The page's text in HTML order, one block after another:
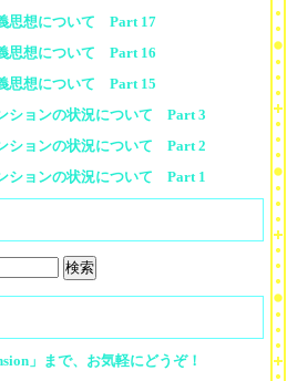
思想について Part 17
思想について Part 16
思想について Part 15
ションの状況について Part 3
ションの状況について Part 2
ションの状況について Part 1
」まで、お気軽にどうぞ！